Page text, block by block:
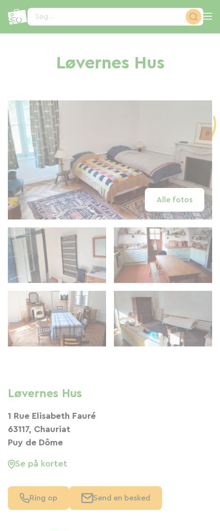
Søg...
Løvernes Hus
Alle fotos
Løvernes Hus
1 Rue Elisabeth Fauré
63117, Chauriat
Puy de Dôme
Se på kortet
Ring op Send en besked
CCookie-styringspanel